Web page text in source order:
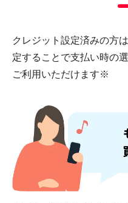
クレジット設定済みの方
定することで支払い時の
ご利用いただけます※